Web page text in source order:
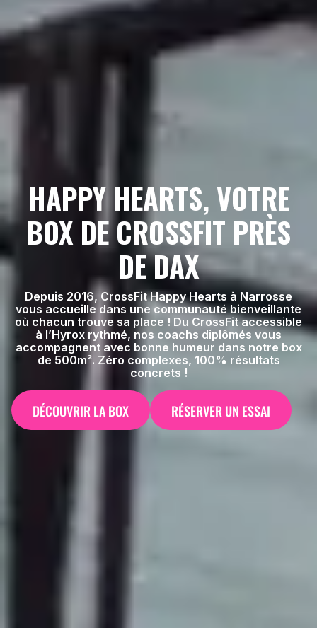
HAPPY HEARTS, VOTRE
BOX DE CROSSFIT PRÈS
DE DAX
Depuis 2016, CrossFit Happy Hearts à Narrosse
vous accueille dans une communauté bienveillante
où chacun trouve sa place ! Du CrossFit accessible
à l’Hyrox rythmé, nos coachs diplômés vous
accompagnent avec bonne humeur dans notre box
de 500m². Zéro complexes, 100% résultats
concrets !
DÉCOUVRIR LA BOX RÉSERVER UN ESSAI